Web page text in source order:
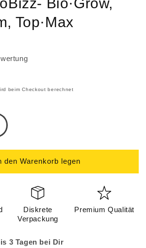
Top·Max
beim Checkout berechnet
den Warenkorb legen
Diskrete
Verpackung
Premium Qualität
3 Tagen bei Dir